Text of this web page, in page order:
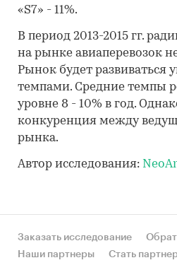
«S7» - 11%.
В период 2013-2015 гг.
на рынке авиаперевозок
Рынок будет развиваться
темпами. Средние темпы
уровне 8 - 10% в год.
конкуренция между
рынка.
Автор исследования:
Заказать исследование
Наши партнеры
Стать